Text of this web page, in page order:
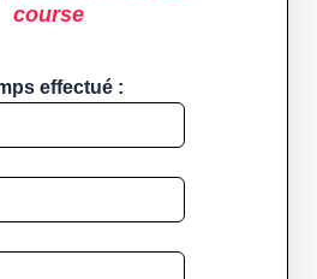
course
effectué :